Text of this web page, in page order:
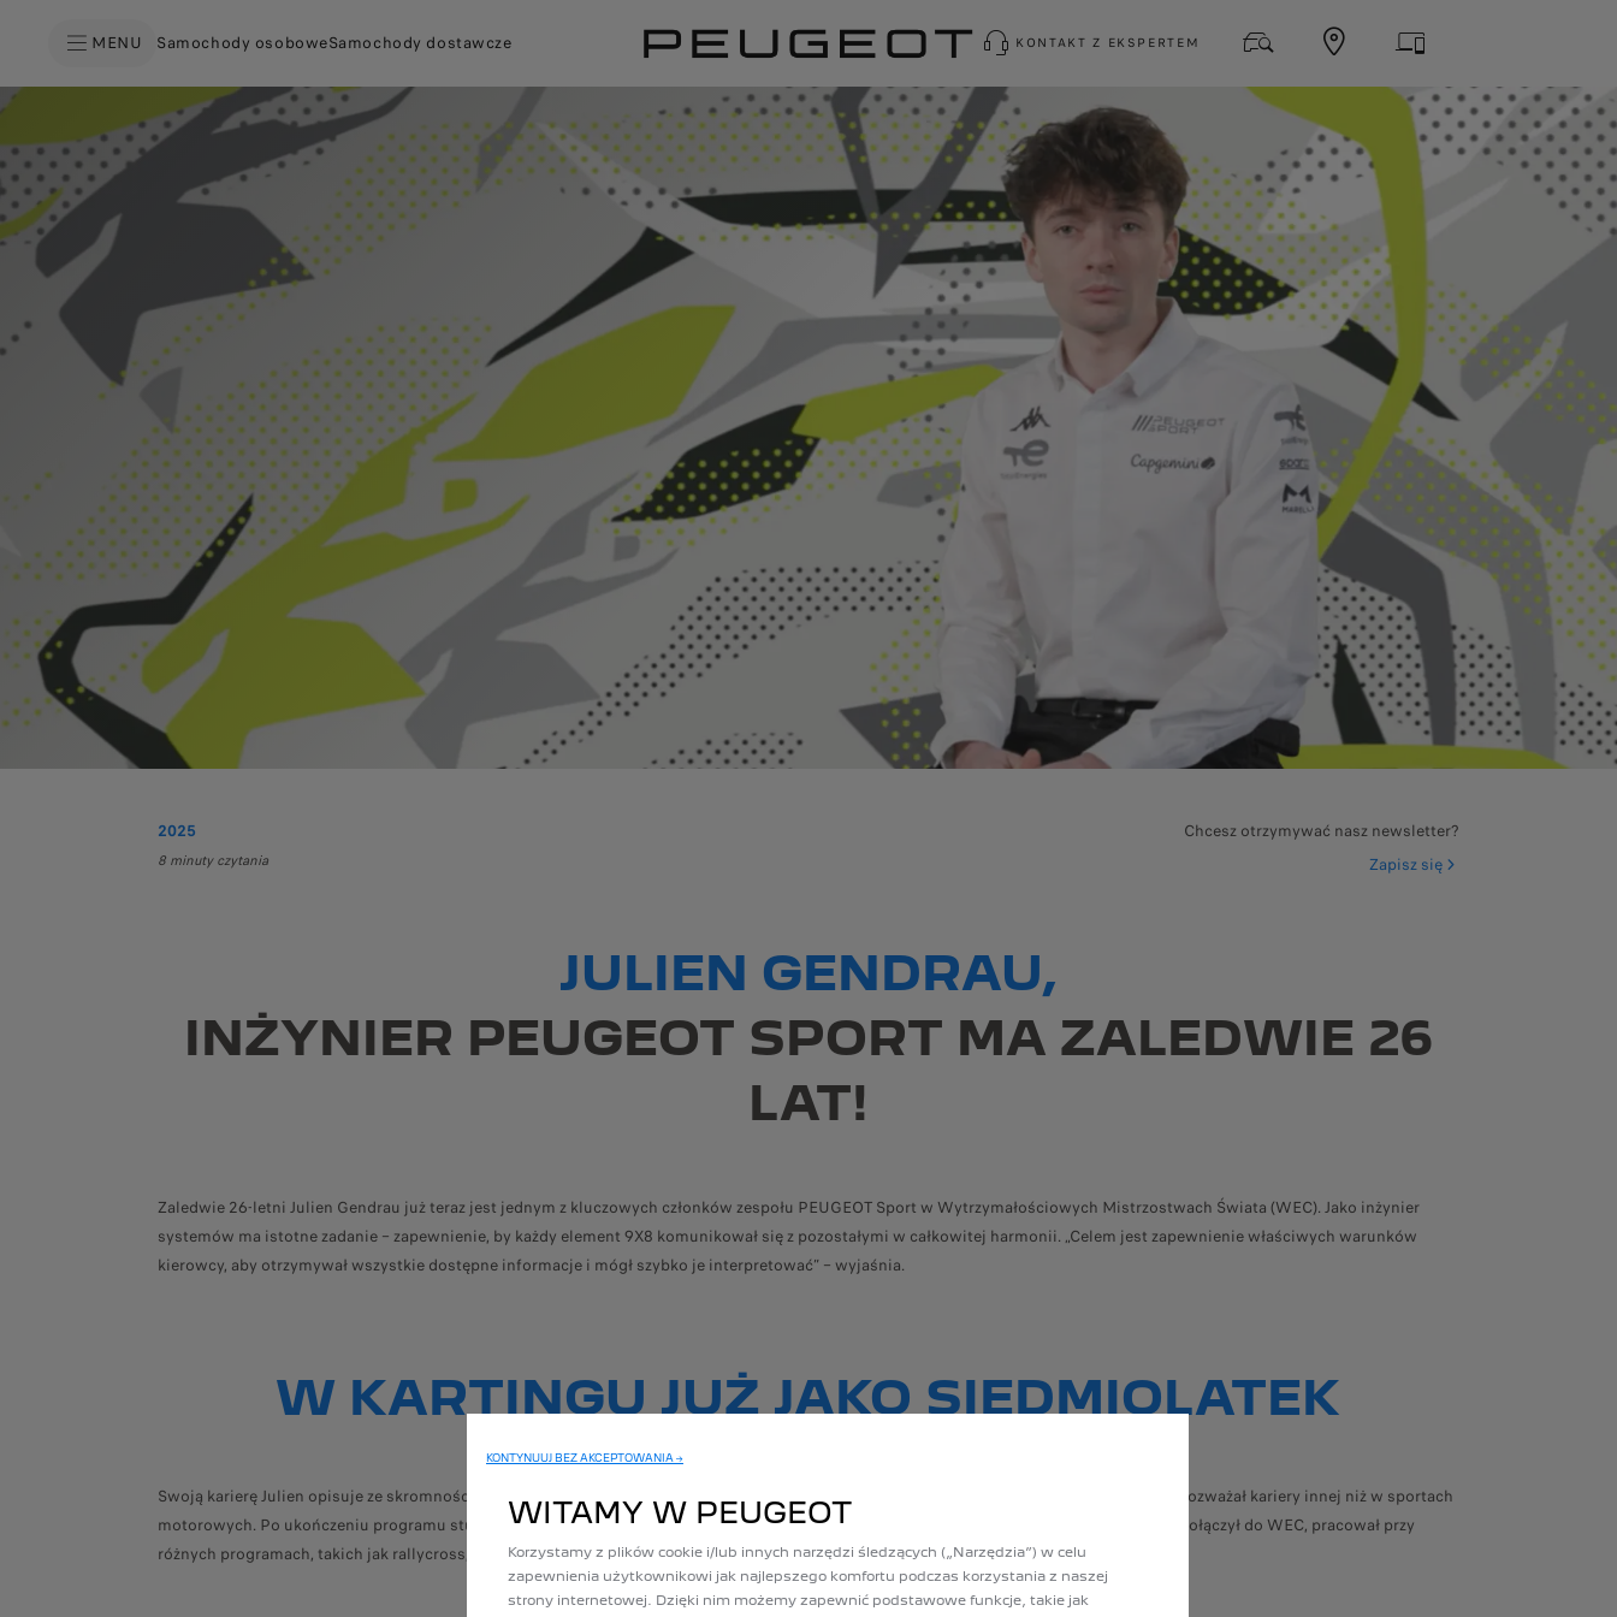
MENU Samochody osoboweSamochody dostawcze KONTAKT Z EKSPERTEM
2025
8 minuty czytania
Chcesz otrzymywać nasz newsletter?
Zapisz się
JULIEN GENDRAU,
INŻYNIER PEUGEOT SPORT MA ZALEDWIE 26
LAT!
Zaledwie 26‑letni Julien Gendrau już teraz jest jednym z kluczowych członków zespołu PEUGEOT Sport w Wytrzymałościowych Mistrzostwach Świata (WEC). Jako inżynier
systemów ma istotne zadanie – zapewnienie, by każdy element 9X8 komunikował się z pozostałymi w całkowitej harmonii. „Celem jest zapewnienie właściwych warunków
kierowcy, aby otrzymywał wszystkie dostępne informacje i mógł szybko je interpretować” – wyjaśnia.
W KARTINGU JUŻ JAKO SIEDMIOLATEK
Swoją karierę Julien opisuje ze skromnością, ale i z pasją. Już wieku siedmiu lat uprawiał karting i oglądał rajdy z rodziną, dlatego nigdy nie rozważał kariery innej niż w sportach
motorowych. Po ukończeniu programu studiów połączonych z pracą w PSA Motorsport dołączył do zespołu PEUGEOT Sport, gdzie, zanim dołączył do WEC, pracował przy
różnych programach, takich jak rallycross, WRC, a nawet Formuła E.
KONTYNUUJ BEZ AKCEPTOWANIA →
WITAMY W PEUGEOT
Korzystamy z plików cookie i/lub innych narzędzi śledzących („Narzędzia”) w celu
zapewnienia użytkownikowi jak najlepszego komfortu podczas korzystania z naszej
strony internetowej. Dzięki nim możemy zapewnić podstawowe funkcje, takie jak